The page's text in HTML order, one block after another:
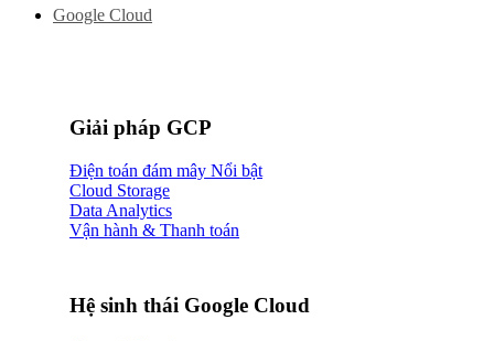
Google Cloud
Giải pháp GCP
Điện toán đám mây
Cloud Storage
Data Analytics
Vận hành & Thanh toán
Hệ sinh thái Google Cloud